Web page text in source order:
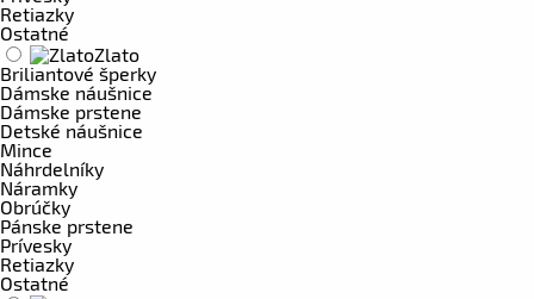
Retiazky
Ostatné
Zlato
Briliantové šperky
Dámske náušnice
Dámske prstene
Detské náušnice
Mince
Náhrdelníky
Náramky
Obrúčky
Pánske prstene
Prívesky
Retiazky
Ostatné